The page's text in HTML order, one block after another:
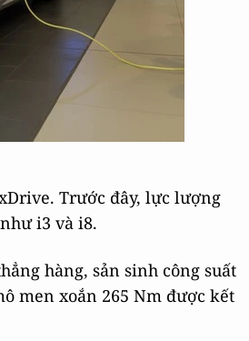
Trước đây, lực lượng
i3 và i8.
hàng, sản sinh công suất
men xoắn 265 Nm được kết